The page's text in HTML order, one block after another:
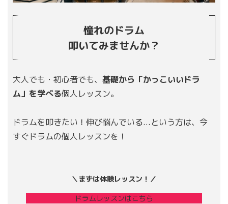
憧れのドラム
叩いてみませんか？
大人でも・初心者でも、 基礎から「かっこいいドラ
ム」を学べる個人レッスン。
ドラムを叩きたい！伸び悩んでいる...という方は、今
すぐドラムの個人レッスンを！
＼まずは体験レッスン！／
ドラムレッスンはこちら